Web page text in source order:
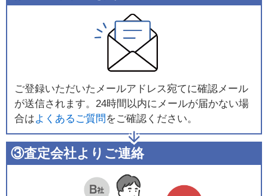
ご登録いただいたメールアドレス宛てに確認メール
が送信されます。24時間以内にメールが届かない場
合はよくあるご質問 をご確認ください。
③査定会社よりご連絡